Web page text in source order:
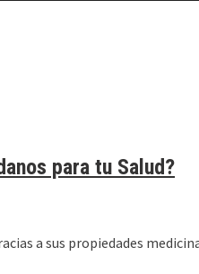
para tu Salud?
a sus propiedades